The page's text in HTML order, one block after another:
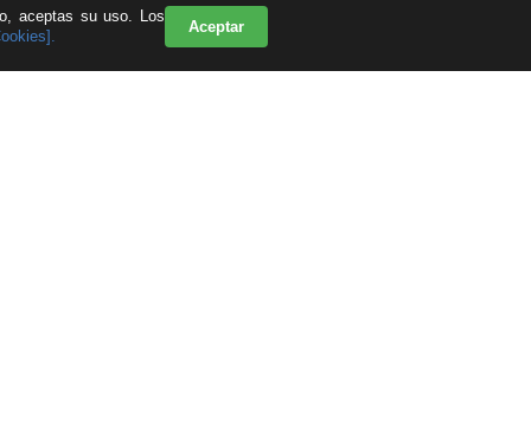
aceptas su uso. Los
Aceptar